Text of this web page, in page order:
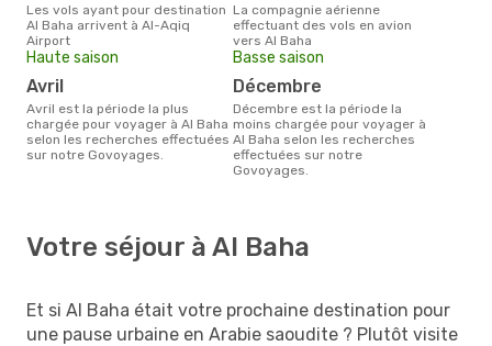
Les vols ayant pour destination
Al Baha arrivent à Al-Aqiq
Airport
La compagnie aérienne
effectuant des vols en avion
vers Al Baha
Haute saison
avril
avril est la période la plus
chargée pour voyager à Al Baha
selon les recherches effectuées
sur notre Govoyages.
Basse saison
décembre
décembre est la période la
moins chargée pour voyager à
Al Baha selon les recherches
effectuées sur notre
Govoyages.
Votre séjour à Al Baha
Et si Al Baha était votre prochaine destination pour
une pause urbaine en Arabie saoudite ? Plutôt visite